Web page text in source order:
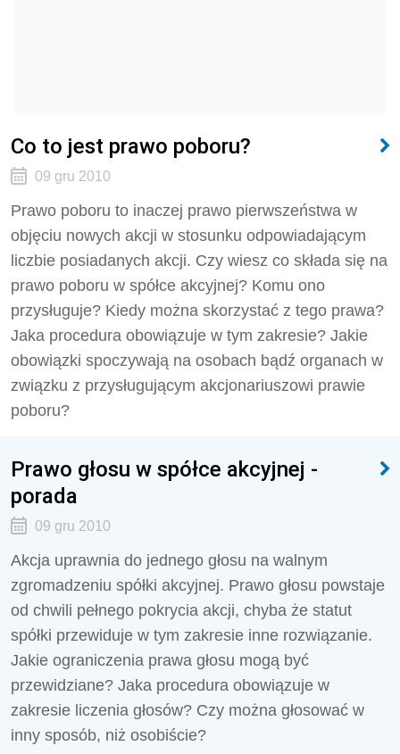
Co to jest prawo poboru?
09 gru 2010
Prawo poboru to inaczej prawo pierwszeństwa w
objęciu nowych akcji w stosunku odpowiadającym
liczbie posiadanych akcji. Czy wiesz co składa się na
prawo poboru w spółce akcyjnej? Komu ono
przysługuje? Kiedy można skorzystać z tego prawa?
Jaka procedura obowiązuje w tym zakresie? Jakie
obowiązki spoczywają na osobach bądź organach w
związku z przysługującym akcjonariuszowi prawie
poboru?
Prawo głosu w spółce akcyjnej -
porada
09 gru 2010
Akcja uprawnia do jednego głosu na walnym
zgromadzeniu spółki akcyjnej. Prawo głosu powstaje
od chwili pełnego pokrycia akcji, chyba że statut
spółki przewiduje w tym zakresie inne rozwiązanie.
Jakie ograniczenia prawa głosu mogą być
przewidziane? Jaka procedura obowiązuje w
zakresie liczenia głosów? Czy można głosować w
inny sposób, niż osobiście?